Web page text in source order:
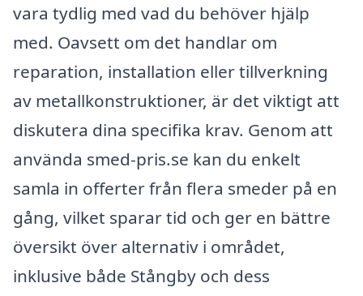
vara tydlig med vad du behöver hjälp
med. Oavsett om det handlar om
reparation, installation eller tillverkning
av metallkonstruktioner, är det viktigt att
diskutera dina specifika krav. Genom att
använda smed-pris.se kan du enkelt
samla in offerter från flera smeder på en
gång, vilket sparar tid och ger en bättre
översikt över alternativ i området,
inklusive både Stångby och dess